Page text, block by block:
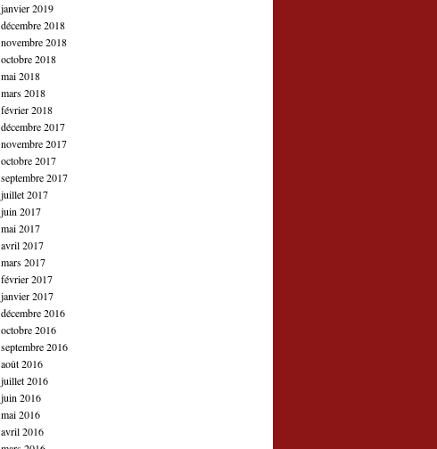
janvier 2019
décembre 2018
novembre 2018
octobre 2018
mai 2018
mars 2018
février 2018
décembre 2017
novembre 2017
octobre 2017
septembre 2017
juillet 2017
juin 2017
mai 2017
avril 2017
mars 2017
février 2017
janvier 2017
décembre 2016
octobre 2016
septembre 2016
août 2016
juillet 2016
juin 2016
mai 2016
avril 2016